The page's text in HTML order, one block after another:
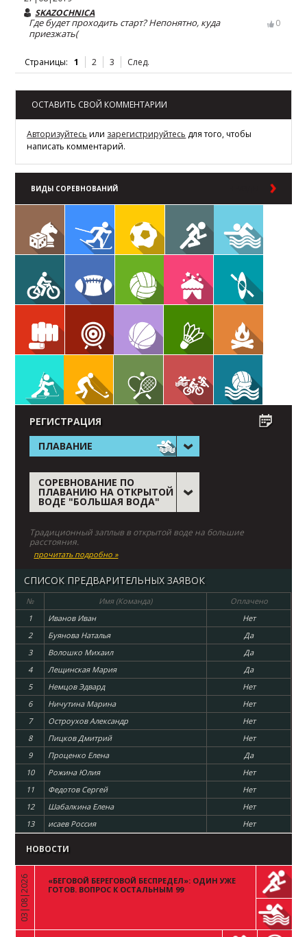
SKAZOCHNICA
Где будет проходить старт? Непонятно, куда
приезжать(
0
Страницы: 1 2 3 След.
ОСТАВИТЬ СВОЙ КОММЕНТАРИИ
Авторизуйтесь или зарегистрируйтесь для того, чтобы
написать комментарий.
ВИДЫ СОРЕВНОВАНИЙ
РЕГИСТРАЦИЯ
ПЛАВАНИЕ
СОРЕВНОВАНИЕ ПО
ПЛАВАНИЮ НА ОТКРЫТОЙ
ВОДЕ "БОЛЬШАЯ ВОДА"
Традиционный заплыв в открытой воде на большие
расстояния.
прочитать подробно »
СПИСОК ПРЕДВАРИТЕЛЬНЫХ ЗАЯВОК
№ Имя (Команда)
Оплачено
1
Иванов Иван
Нет
2
Буянова Наталья
Да
3
Волошко Михаил
Да
4
Лещинская Мария
Да
5
Немцов Эдвард
Нет
6
Ничутина Марина
Нет
7
Остроухов Александр
Нет
8
Пицков Дмитрий
Нет
9
Проценко Елена
Да
10
Рожина Юлия
Нет
11
Федотов Сергей
Нет
12
Шабалкина Елена
Нет
13
исаев Россия Нет
НОВОСТИ
«
03|08|2026
«БЕГОВОЙ БЕРЕГОВОЙ БЕСПРЕДЕЛ»: ОДИН УЖЕ
ГОТОВ. ВОПРОС К ОСТАЛЬНЫМ 99